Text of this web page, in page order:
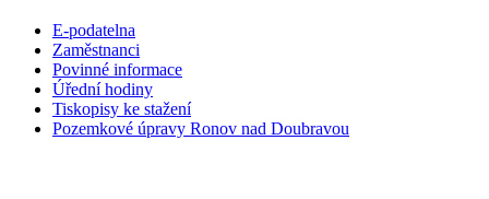
E-podatelna
Zaměstnanci
Povinné informace
Úřední hodiny
Tiskopisy ke stažení
Pozemkové úpravy Ronov nad Doubravou